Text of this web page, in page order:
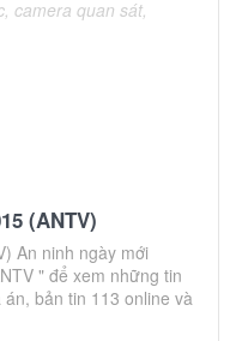
camera quan sát
(ANTV)
An ninh ngày mới
" để xem những tin
bản tin 113 online và